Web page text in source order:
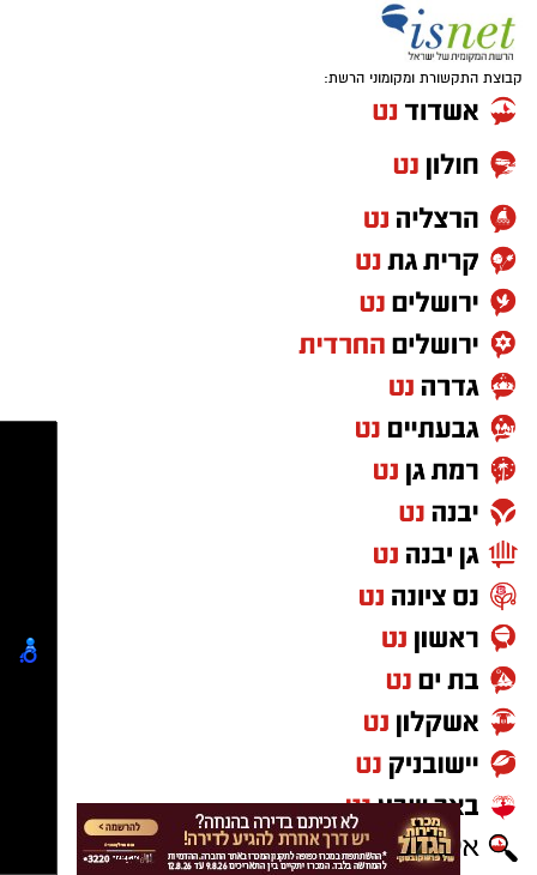
קבוצת התקשורת ומקומוני הרשת: